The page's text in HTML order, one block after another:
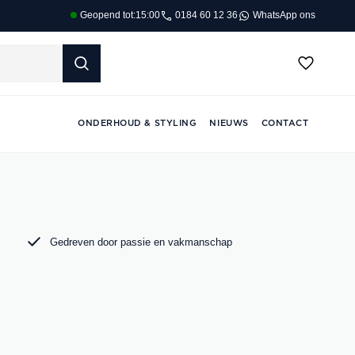
Geopend tot:15:00 0184 60 12 36 WhatsApp ons
ONDERHOUD & STYLING NIEUWS CONTACT
Gedreven door passie en vakmanschap